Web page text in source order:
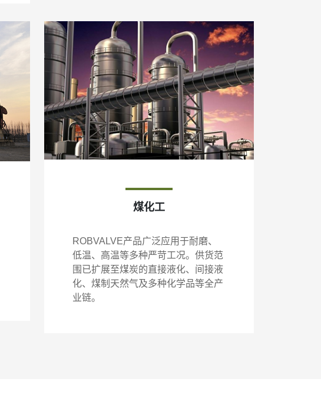
煤化工
ROBVALVE产品广泛应用于耐磨、
低温、高温等多种严苛工况。供货范
围已扩展至煤炭的直接液化、间接液
化、煤制天然气及多种化学品等全产
业链。